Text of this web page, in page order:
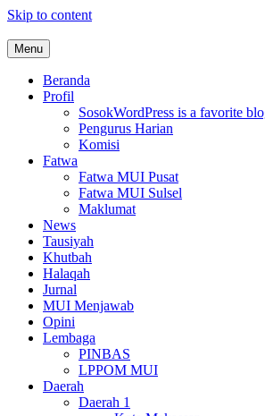
Skip to content
MUI Sulawesi Selatan
Khadimul Ummah wa Shadiqul Hukuuma
Menu
Beranda
Profil
SosokWordPress is a favorite
Pengurus Harian
Komisi
Fatwa
Fatwa MUI Pusat
Fatwa MUI Sulsel
Maklumat
News
Tausiyah
Khutbah
Halaqah
Jurnal
MUI Menjawab
Opini
Lembaga
PINBAS
LPPOM MUI
Daerah
Daerah 1